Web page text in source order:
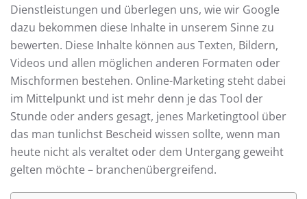
Dienstleistungen und überlegen uns, wie wir Google
dazu bekommen diese Inhalte in unserem Sinne zu
bewerten. Diese Inhalte können aus Texten, Bildern,
Videos und allen möglichen anderen Formaten oder
Mischformen bestehen. Online-Marketing steht dabei
im Mittelpunkt und ist mehr denn je das Tool der
Stunde oder anders gesagt, jenes Marketingtool über
das man tunlichst Bescheid wissen sollte, wenn man
heute nicht als veraltet oder dem Untergang geweiht
gelten möchte – branchenübergreifend.